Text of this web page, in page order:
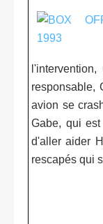
responsable,
avion se
Gabe, qui
d'aller aider
rescapés qui